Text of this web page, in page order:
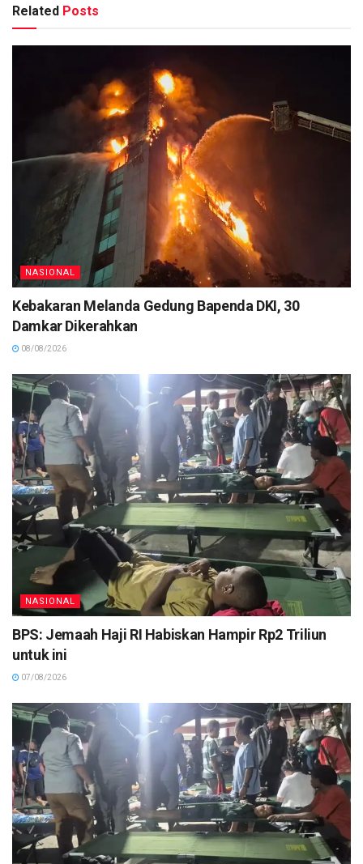
Related Posts
NASIONAL
Kebakaran Melanda Gedung Bapenda DKI, 30
Damkar Dikerahkan
08/08/2026
NASIONAL
BPS: Jemaah Haji RI Habiskan Hampir Rp2 Triliun
untuk ini
07/08/2026